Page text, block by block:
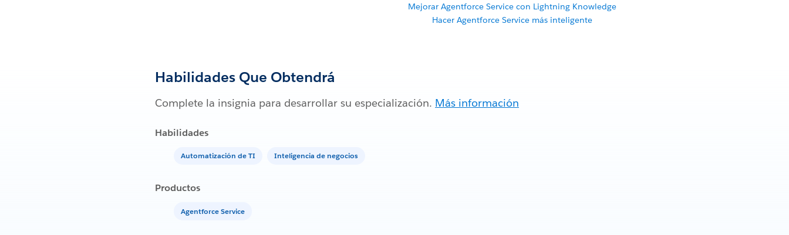
Mejorar Agentforce Service con Lightning Knowledge
Hacer Agentforce Service más inteligente
Habilidades Que Obtendrá
Complete la insignia para desarrollar su especialización. Más información
Habilidades
Automatización de TI Inteligencia de negocios
Productos
Agentforce Service